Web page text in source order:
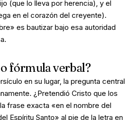
(que lo lleva por herencia), y el
en el corazón del creyente).
es bautizar bajo esa autoridad
fórmula verbal?
en su lugar, la pregunta central
¿Pretendió Cristo que los
frase exacta «en el nombre del
Espíritu Santo» al pie de la letra en